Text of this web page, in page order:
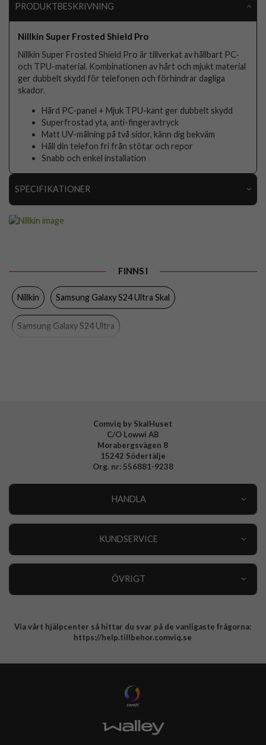
PRODUKTBESKRIVNING
Nillkin Super Frosted Shield Pro
Nillkin Super Frosted Shield Pro är tillverkat av hållbart PC-
och TPU-material. Kombinationen av hårt och mjukt material
ger dubbelt skydd för telefonen och förhindrar dagliga
skador.
Hård PC-panel + Mjuk TPU-kant ger dubbelt skydd
Superfrostad yta, anti-fingeravtryck
Matt UV-målning på två sidor, känn dig bekväm
Håll din telefon fri från stötar och repor
Snabb och enkel installation
SPECIFIKATIONER
Trådlös laddning-kompatibel
Färg
FINNS I
Nillkin Samsung Galaxy S24 Ultra Skal
Samsung Galaxy S24 Ultra
Comviq by SkalHuset
C/O Lowwi AB
Morabergsvägen 8
15242 Södertälje
Org. nr: 556881-9238
HANDLA
KUNDSERVICE
ÖVRIGT
Integritetspolicy
Via vårt hjälpcenter så hittar du svar på de vanligaste frågorna:
https://help.tillbehor.comviq.se